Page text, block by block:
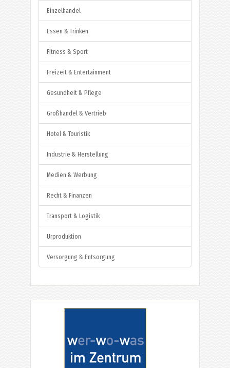
Einzelhandel
Essen & Trinken
Fitness & Sport
Freizeit & Entertainment
Gesundheit & Pflege
Großhandel & Vertrieb
Hotel & Touristik
Industrie & Herstellung
Medien & Werbung
Recht & Finanzen
Transport & Logistik
Urproduktion
Versorgung & Entsorgung